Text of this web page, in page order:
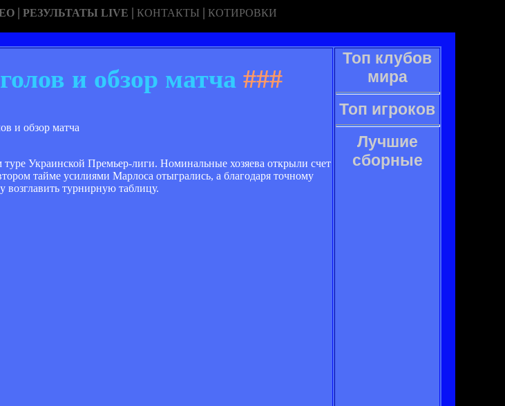
| РЕЗУЛЬТАТЫ LIVE | КОНТАКТЫ | КОТИРОВКИ
и обзор матча###
Украинской Премьер-лиги. Номинальные хозяева открыли счет
тайме усилиями Марлоса отыгрались, а благодаря точному
турнирную таблицу.
Топ клубов
мира
Топ игроков
Лучшие
сборные